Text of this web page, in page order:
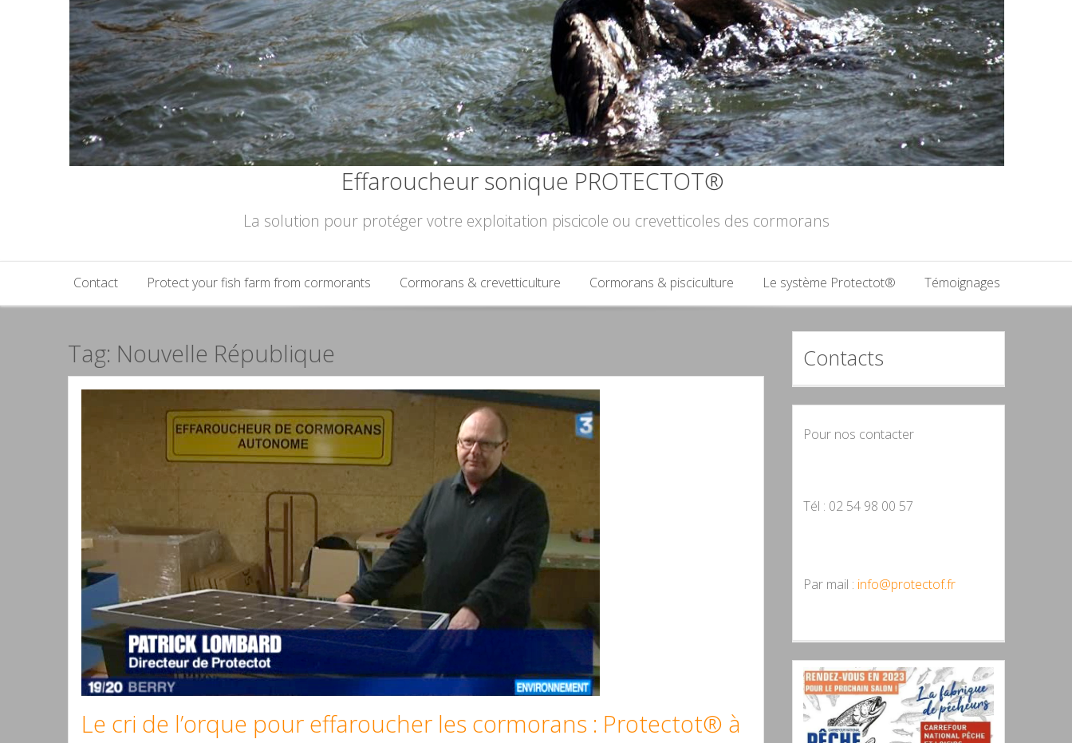
Effaroucheur sonique PROTECTOT®
La solution pour protéger votre exploitation piscicole ou crevetticoles des cormorans
Contact Protect your fish farm from cormorants Cormorans & crevetticulture Cormorans & pisciculture Le système Protectot® Témoignages
Tag: Nouvelle République
Le cri de l’orque pour effaroucher les cormorans : Protectot® à
Contacts
Pour nos contacter
Tél : 02 54 98 00 57
Par mail : info@protectof.fr